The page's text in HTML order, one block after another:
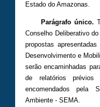
Estado do Amazonas.
Parágrafo único.
Conselho Deliberativo
propostas
Desenvolvimento e
serão encaminhadas
de relatórios prévios
encomendados pela
Ambiente - SEMA.